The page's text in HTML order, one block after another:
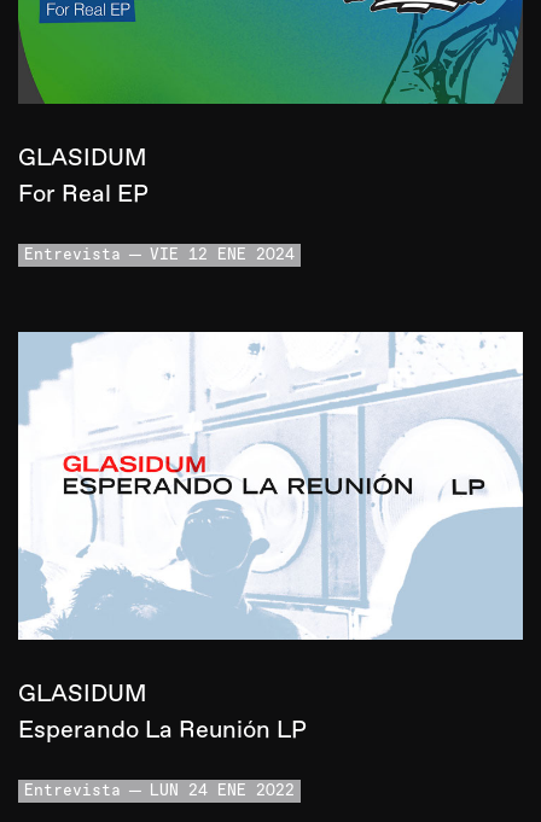
GLASIDUM
For Real EP
Entrevista VIE 12 ENE 2024
GLASIDUM
Esperando La Reunión LP
Entrevista LUN 24 ENE 2022